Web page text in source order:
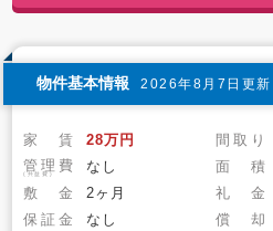
物件基本情報 2026年8月7日更新
家 賃 28万円 間取り
管理費
(共益費) なし 面 積
敷 金
2ヶ月 礼 金
保証金
なし 償 却